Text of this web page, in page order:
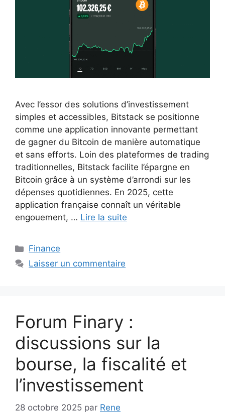
Avec l’essor des solutions d’investissement
simples et accessibles, Bitstack se positionne
comme une application innovante permettant
de gagner du Bitcoin de manière automatique
et sans efforts. Loin des plateformes de trading
traditionnelles, Bitstack facilite l’épargne en
Bitcoin grâce à un système d’arrondi sur les
dépenses quotidiennes. En 2025, cette
application française connaît un véritable
engouement, … Lire la suite
Catégories
Finance
Laisser un commentaire
Forum Finary :
discussions sur la
bourse, la fiscalité et
l’investissement
28 octobre 2025 par Rene